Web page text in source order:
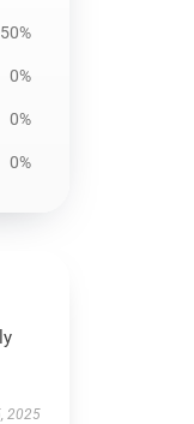
50%
0%
0%
0%
2025